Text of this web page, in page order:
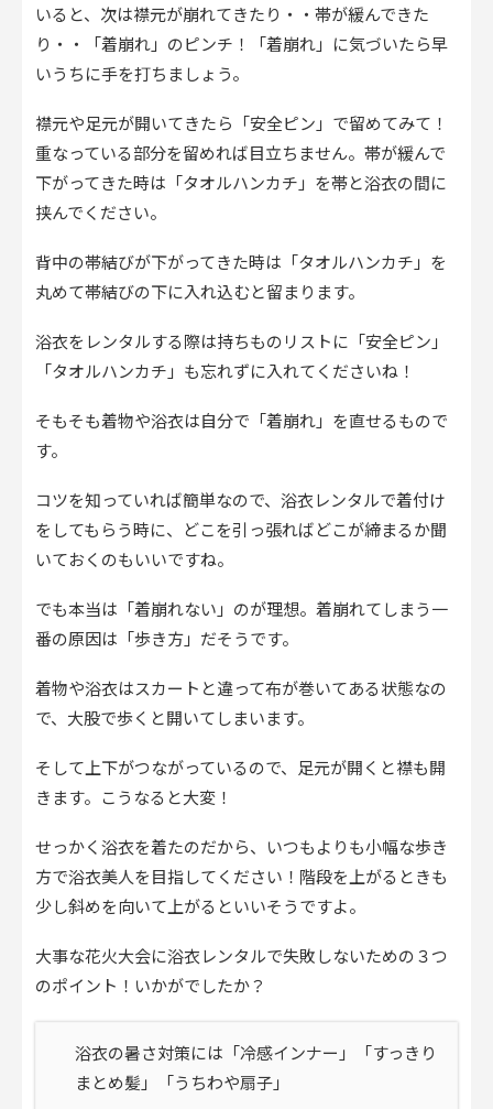
いると、次は襟元が崩れてきたり・・帯が緩んできた
り・・「着崩れ」のピンチ！「着崩れ」に気づいたら早
いうちに手を打ちましょう。
襟元や足元が開いてきたら「安全ピン」で留めてみて！
重なっている部分を留めれば目立ちません。帯が緩んで
下がってきた時は「タオルハンカチ」を帯と浴衣の間に
挟んでください。
背中の帯結びが下がってきた時は「タオルハンカチ」を
丸めて帯結びの下に入れ込むと留まります。
浴衣をレンタルする際は持ちものリストに「安全ピン」
「タオルハンカチ」も忘れずに入れてくださいね！
そもそも着物や浴衣は自分で「着崩れ」を直せるもので
す。
コツを知っていれば簡単なので、浴衣レンタルで着付け
をしてもらう時に、どこを引っ張ればどこが締まるか聞
いておくのもいいですね。
でも本当は「着崩れない」のが理想。着崩れてしまう一
番の原因は「歩き方」だそうです。
着物や浴衣はスカートと違って布が巻いてある状態なの
で、大股で歩くと開いてしまいます。
そして上下がつながっているので、足元が開くと襟も開
きます。こうなると大変！
せっかく浴衣を着たのだから、いつもよりも小幅な歩き
方で浴衣美人を目指してください！階段を上がるときも
少し斜めを向いて上がるといいそうですよ。
大事な花火大会に浴衣レンタルで失敗しないための３つ
のポイント！いかがでしたか？
浴衣の暑さ対策には「冷感インナー」「すっきり
まとめ髪」「うちわや扇子」